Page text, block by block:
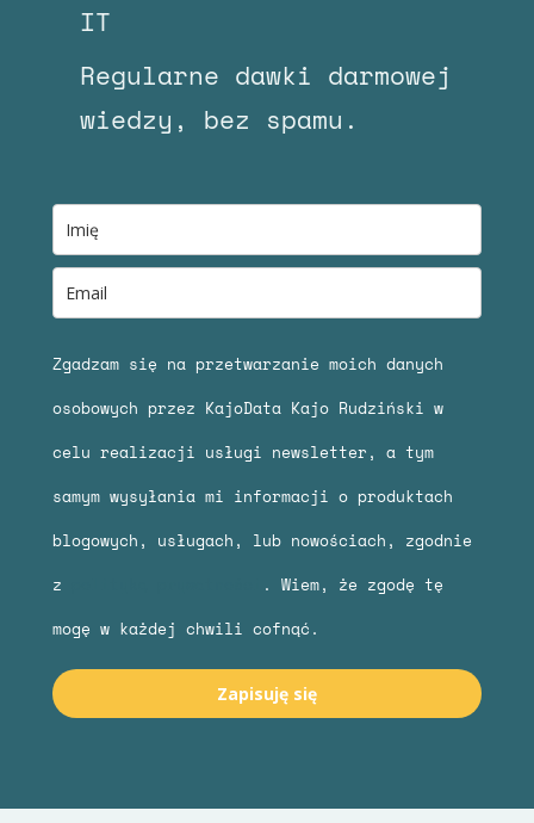
IT
Regularne dawki darmowej
wiedzy, bez spamu.
Zgadzam się na przetwarzanie moich danych
osobowych przez KajoData Kajo Rudziński w
celu realizacji usługi newsletter, a tym
samym wysyłania mi informacji o produktach
blogowych, usługach, lub nowościach, zgodnie
z
. Wiem, że zgodę tę
mogę w każdej chwili cofnąć.
Zapisuję się